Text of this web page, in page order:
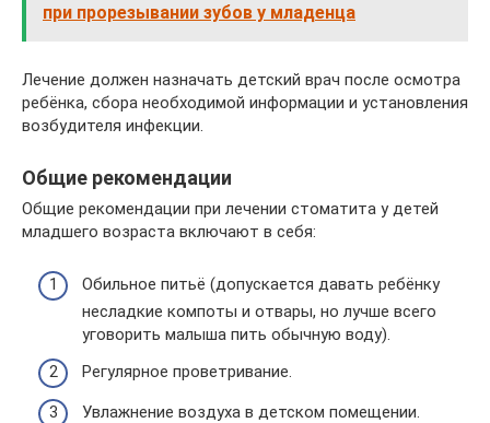
при прорезывании зубов у младенца
Лечение должен назначать детский врач после осмотра
ребёнка, сбора необходимой информации и установления
возбудителя инфекции.
Общие рекомендации
Общие рекомендации при лечении стоматита у детей
младшего возраста включают в себя:
Обильное питьё (допускается давать ребёнку
несладкие компоты и отвары, но лучше всего
уговорить малыша пить обычную воду).
Регулярное проветривание.
Увлажнение воздуха в детском помещении.